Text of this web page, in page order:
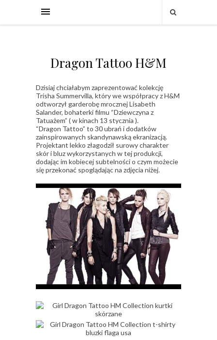
Dragon Tattoo H&M
Dzisiaj chciałabym zaprezentować kolekcję
Trisha Summervilla, który we współpracy z H&M
odtworzył garderobę mrocznej Lisabeth
Salander, bohaterki filmu “Dziewczyna z
Tatuażem” ( w kinach 13 stycznia ).
“Dragon Tattoo” to 30 ubrań i dodatków
zainspirowanych skandynawską ekranizacją.
Projektant lekko złagodził surowy charakter
skór i bluz wykorzystanych w tej produkcji,
dodając im kobiecej subtelności o czym możecie
się przekonać spoglądając na zdjęcia niżej.